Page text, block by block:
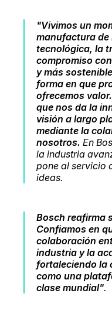
"Vivimos un
manufactura de
tecnológica, la
compromiso
y más
forma en que
ofrecemos
que nos da la
visión a largo
mediante la
nosotros. En
la industria
pone al servicio
ideas.
Bosch reafirma
Confiamos en
colaboración
industria y la
fortaleciendo la
como una
clase mundial".